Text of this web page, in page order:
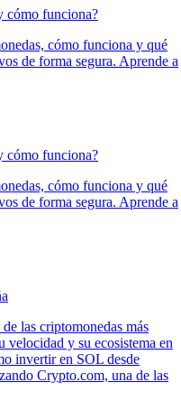
cómo funciona?
cómo funciona y qué
de forma segura. Aprende a
cómo funciona?
cómo funciona y qué
de forma segura. Aprende a
las criptomonedas más
velocidad y su ecosistema en
invertir en SOL desde
Crypto.com, una de las